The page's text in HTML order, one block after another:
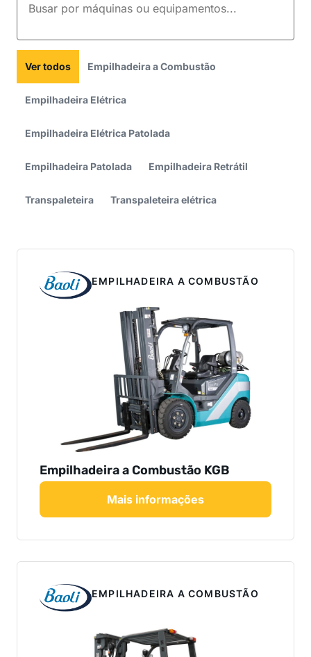
Empilhadeira a Combustão
Empilhadeira Elétrica
Empilhadeira Elétrica Patolada
Empilhadeira Patolada Empilhadeira Retrátil
Transpaleteira Transpaleteira elétrica
Ver todos
EMPILHADEIRA A COMBUSTÃO
Empilhadeira a Combustão KGB
Mais informações
EMPILHADEIRA A COMBUSTÃO